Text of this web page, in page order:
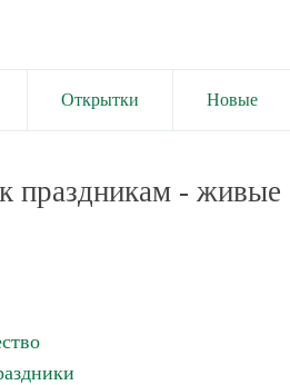
Открытки Новые
праздникам - живые